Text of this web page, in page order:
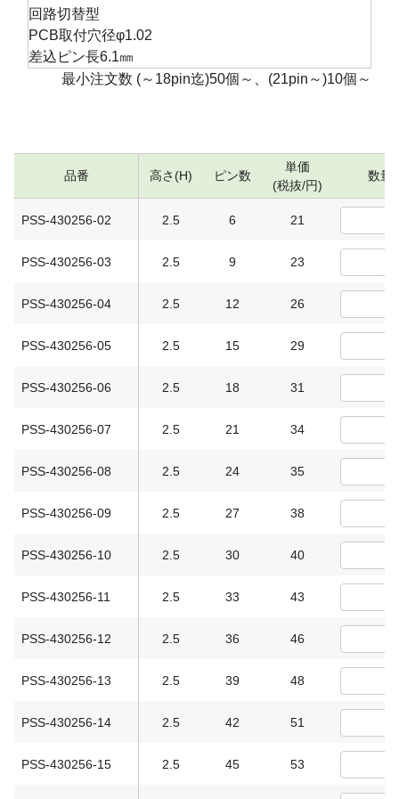
回路切替型
PCB取付穴径φ1.02
差込ピン長6.1㎜
最小注文数 (～18pin迄)50個～、(21pin～)10個～
品番 高さ(H) ピン数
単価
(税抜/円)
数量
PSS-430256-02 2.5 6 21
PSS-430256-03 2.5 9 23
PSS-430256-04 2.5 12 26
PSS-430256-05 2.5 15 29
PSS-430256-06 2.5 18 31
PSS-430256-07 2.5 21 34
PSS-430256-08 2.5 24 35
PSS-430256-09 2.5 27 38
PSS-430256-10 2.5 30 40
PSS-430256-11 2.5 33 43
PSS-430256-12 2.5 36 46
PSS-430256-13 2.5 39 48
PSS-430256-14 2.5 42 51
PSS-430256-15 2.5 45 53